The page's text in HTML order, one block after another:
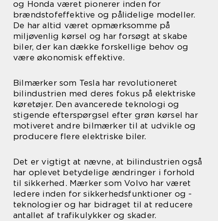
og Honda været pionerer inden for
brændstofeffektive og pålidelige modeller.
De har altid været opmærksomme på
miljøvenlig kørsel og har forsøgt at skabe
biler, der kan dække forskellige behov og
være økonomisk effektive.
Bilmærker som Tesla har revolutioneret
bilindustrien med deres fokus på elektriske
køretøjer. Den avancerede teknologi og
stigende efterspørgsel efter grøn kørsel har
motiveret andre bilmærker til at udvikle og
producere flere elektriske biler.
Det er vigtigt at nævne, at bilindustrien også
har oplevet betydelige ændringer i forhold
til sikkerhed. Mærker som Volvo har været
ledere inden for sikkerhedsfunktioner og -
teknologier og har bidraget til at reducere
antallet af trafikulykker og skader.